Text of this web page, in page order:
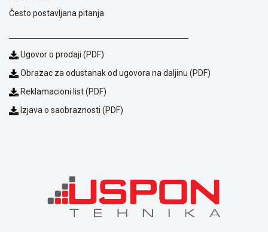
Blog
plaćanja
Isporuka
Opšti
uslovi
Saobraznost
privatnosti
Često postavljana pitanja
Ugovor o prodaji (PDF)
Obrazac za odustanak od ugovora na daljinu (PDF)
Reklamacioni list (PDF)
Izjava o saobraznosti (PDF)